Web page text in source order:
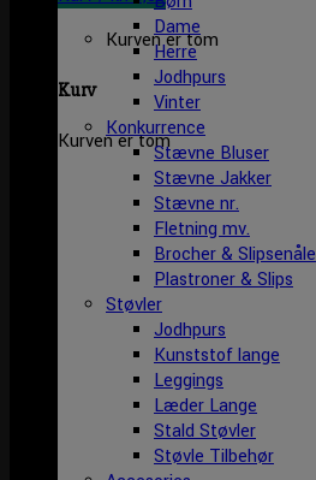
Kurven er tom
Kurv
Kurven er tom
Dame
Herre
Jodhpurs
Vinter
Konkurrence
Stævne Bluser
Stævne Jakker
Stævne nr.
Fletning mv.
Brocher & Slipsenåle
Plastroner & Slips
Støvler
Jodhpurs
Kunststof lange
Leggings
Læder Lange
Stald Støvler
Støvle Tilbehør